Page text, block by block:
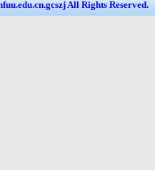
All Rights Reserved.